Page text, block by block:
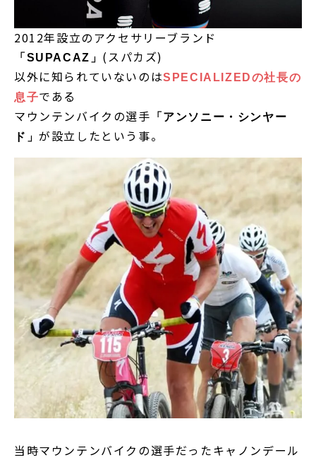
2012年設立のアクセサリーブランド
「SUPACAZ」 (スパカズ)
以外に知られていないのはSPECIALIZEDの社長の
息子である
マウンテンバイクの選手 「アンソニー・シンヤー
ド」が設立したという事。
当時マウンテンバイクの選手だったキャノンデール